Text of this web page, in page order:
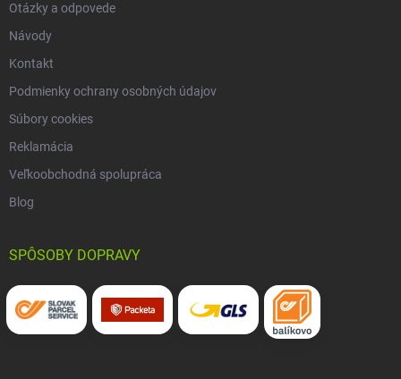
Otázky a odpovede
Návody
Kontakt
Podmienky ochrany osobných údajov
Súbory cookies
Reklamácia
Veľkoobchodná spolupráca
Blog
SPÔSOBY DOPRAVY